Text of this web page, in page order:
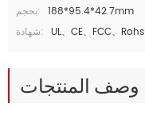
بحجم: 188*95.4*42.7mm
شهادة:
UL、CE、FCC、Rohs
وصف المنتجات